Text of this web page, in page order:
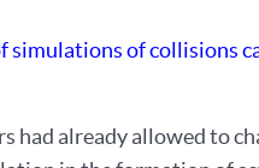
simulations of collisions
had already allowed to